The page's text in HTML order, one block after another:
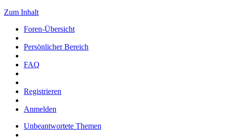
Zum Inhalt
Foren-Übersicht
Persönlicher Bereich
FAQ
Registrieren
Anmelden
Unbeantwortete Themen